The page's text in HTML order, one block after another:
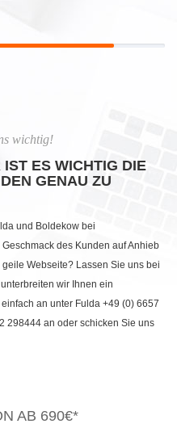
wichtig!
ES WICHTIG DIE
GENAU ZU
und Boldekow bei
des Kunden auf Anhieb
Webseite? Lassen Sie uns bei
wir Ihnen ein
an unter Fulda +49 (0) 6657
298444 an oder schicken Sie uns
AB 690€*